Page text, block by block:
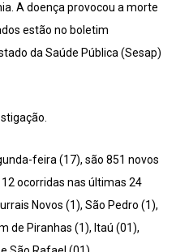
A doença provocou a morte
estão no boletim
da Saúde Pública (Sesap)
feira (17), são 851 novos
ocorridas nas últimas 24
Novos (1), São Pedro (1),
de Piranhas (1), Itaú (01),